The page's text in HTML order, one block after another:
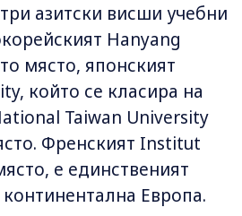
азитски висши учебни
Hanyang
място, японският
който се класира на
Taiwan University
Френският Institut
е единственият
Европа.